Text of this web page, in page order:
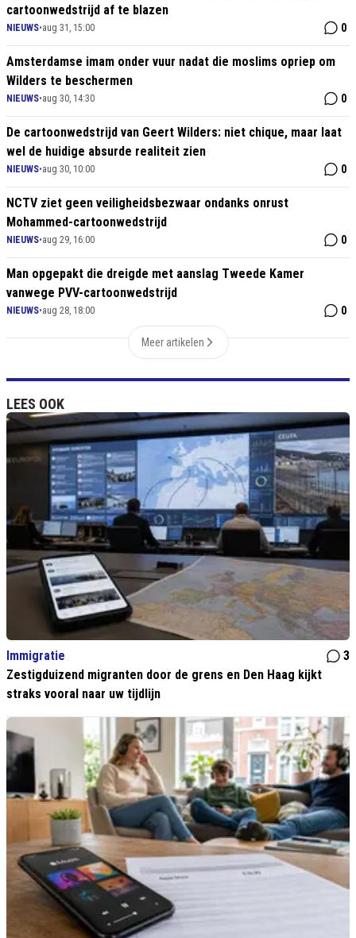
cartoonwedstrijd af te blazen
NIEUWS•aug 31, 15:00 0
Amsterdamse imam onder vuur nadat die moslims opriep om
Wilders te beschermen
NIEUWS•aug 30, 14:30 0
De cartoonwedstrijd van Geert Wilders: niet chique, maar laat
wel de huidige absurde realiteit zien
NIEUWS•aug 30, 10:00 0
NCTV ziet geen veiligheidsbezwaar ondanks onrust
Mohammed-cartoonwedstrijd
NIEUWS•aug 29, 16:00 0
Man opgepakt die dreigde met aanslag Tweede Kamer
vanwege PVV-cartoonwedstrijd
NIEUWS•aug 28, 18:00 0
Meer artikelen
LEES OOK
Immigratie
3
Zestigduizend migranten door de grens en Den Haag kijkt
straks vooral naar uw tijdlijn